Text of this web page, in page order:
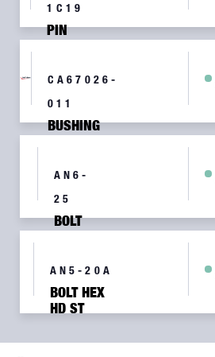
1C19
PIN
CA67026-
011
BUSHING
AN6-
25
BOLT
DRILLED
SHANK
AN5-20A
BOLT HEX
HD ST
SHANK